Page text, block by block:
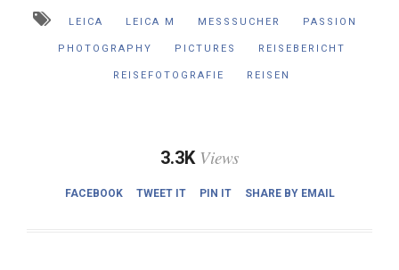
LEICA LEICA M MESSSUCHER PASSION
PHOTOGRAPHY PICTURES REISEBERICHT
REISEFOTOGRAFIE REISEN
3.3K Views
FACEBOOK TWEET IT PIN IT SHARE BY EMAIL